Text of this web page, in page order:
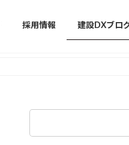
採用情報 建設DXブロ